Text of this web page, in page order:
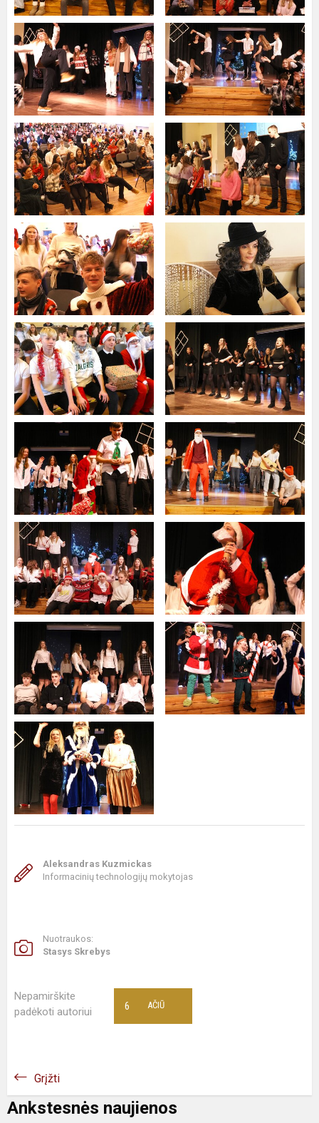
Aleksandras Kuzmickas
Informacinių technologijų mokytojas
Nuotraukos:
Stasys Skrebys
Nepamirškite
padėkoti autoriui
AČIŪ
6
Grįžti
Ankstesnės naujienos